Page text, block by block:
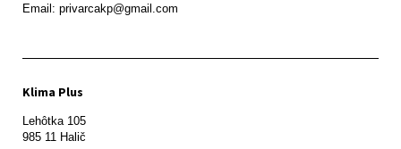
Email: privarcakp@gmail.com
Klima Plus
Lehôtka 105
985 11 Halič